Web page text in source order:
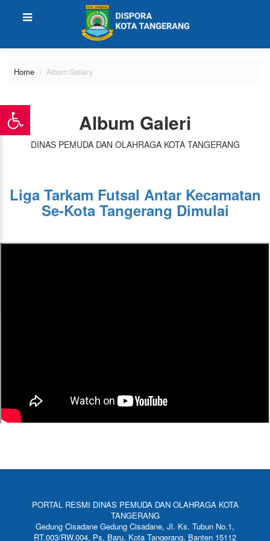
Home Album Gallery
Album Galeri
DINAS PEMUDA DAN OLAHRAGA KOTA TANGERANG
Liga Tarkam Futsal Antar Kecamatan
Se-Kota Tangerang Dimulai
PORTAL RESMI DINAS PEMUDA DAN OLAHRAGA KOTA
TANGERANG
Gedung Cisadane Gedung Cisadane, Jl. Ks. Tubun No.1,
RT.003/RW.004, Ps. Baru, Kota Tangerang, Banten 15112